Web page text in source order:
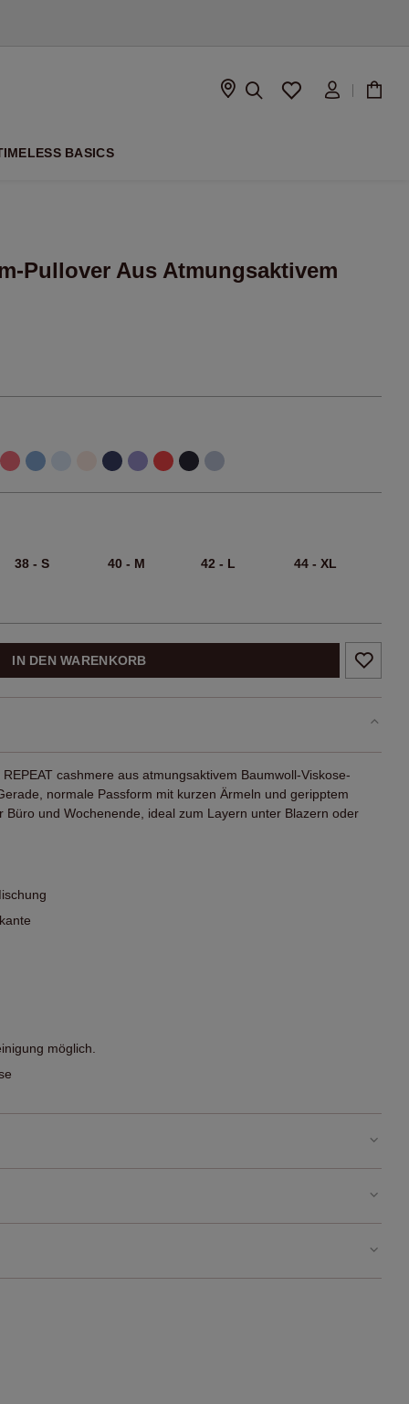
BASICS
Pullover Aus Atmungsaktivem
38 - S 40 - M 42 - L 44 - XL
IN DEN WARENKORB
cashmere aus atmungsaktivem Baumwoll-Viskose-
normale Passform mit kurzen Ärmeln und geripptem
Büro und Wochenende, ideal zum Layern unter Blazern oder
möglich.